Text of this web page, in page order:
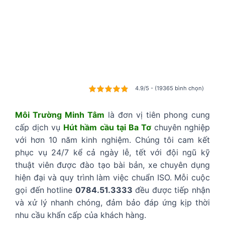
4.9/5 - (19365 bình chọn)
Môi Trường Minh Tâm là đơn vị tiên phong cung
cấp dịch vụ Hút hầm cầu tại Ba Tơchuyên nghiệp
với hơn 10 năm kinh nghiệm. Chúng tôi cam kết
phục vụ 24/7 kể cả ngày lễ, tết với đội ngũ kỹ
thuật viên được đào tạo bài bản, xe chuyên dụng
hiện đại và quy trình làm việc chuẩn ISO. Mỗi cuộc
gọi đến hotline 0784.51.3333 đều được tiếp nhận
và xử lý nhanh chóng, đảm bảo đáp ứng kịp thời
nhu cầu khẩn cấp của khách hàng.